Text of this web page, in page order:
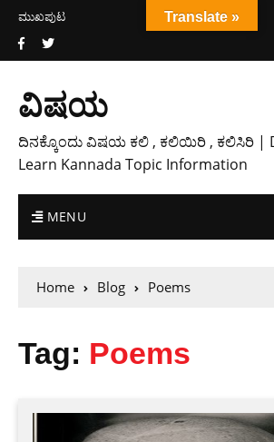
ಮುಖಪುಟ
ವಿಷಯ
ದಿನಕ್ಕೊಂದು ವಿಷಯ ಕಲಿ , ಕಲಿಯಿರಿ , ಕಲಿಸಿರಿ |
Learn Kannada Topic Information
MENU
Home Blog Poems
Tag: Poems
Translate »